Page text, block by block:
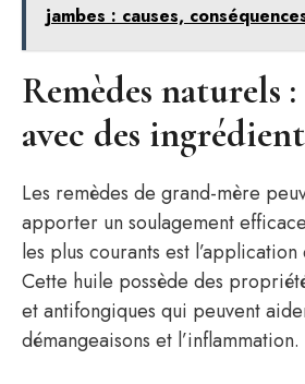
jambes : causes,
Remèdes naturels
avec des
Les remèdes de grand-mère
apporter un soulagement
les plus courants est
Cette huile possède des
et antifongiques qui peuvent
démangeaisons et l’inflammation.